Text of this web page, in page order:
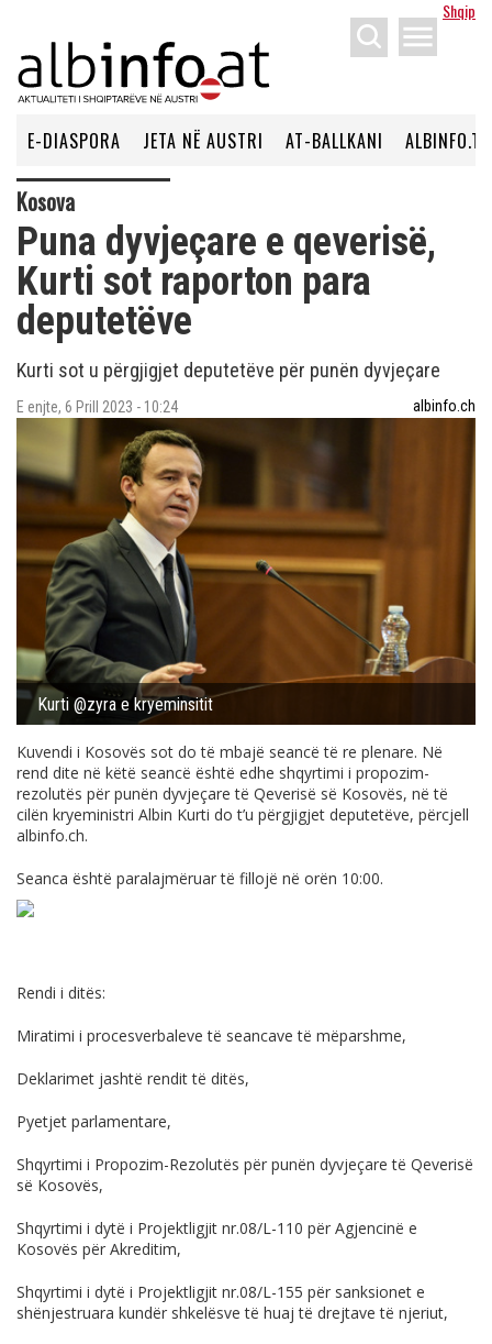
Shqip
menu
E-DIASPORA JETA NË AUSTRI AT-BALLKANI ALBINFO.TV
Kosova
Puna dyvjeçare e qeverisë,
Kurti sot raporton para
deputetëve
Kurti sot u përgjigjet deputetëve për punën dyvjeçare
E enjte, 6 Prill 2023 - 10:24 albinfo.ch
Kurti @zyra e kryeminsitit
Kuvendi i Kosovës sot do të mbajë seancë të re plenare. Në
rend dite në këtë seancë është edhe shqyrtimi i propozim-
rezolutës për punën dyvjeçare të Qeverisë së Kosovës, në të
cilën kryeministri Albin Kurti do t’u përgjigjet deputetëve, përcjell
albinfo.ch.
Seanca është paralajmëruar të fillojë në orën 10:00.
Rendi i ditës:
Miratimi i procesverbaleve të seancave të mëparshme,
Deklarimet jashtë rendit të ditës,
Pyetjet parlamentare,
Shqyrtimi i Propozim-Rezolutës për punën dyvjeçare të Qeverisë
së Kosovës,
Shqyrtimi i dytë i Projektligjit nr.08/L-110 për Agjencinë e
Kosovës për Akreditim,
Shqyrtimi i dytë i Projektligjit nr.08/L-155 për sanksionet e
shёnjestruara kundër shkelësve të huaj të drejtave të njeriut,